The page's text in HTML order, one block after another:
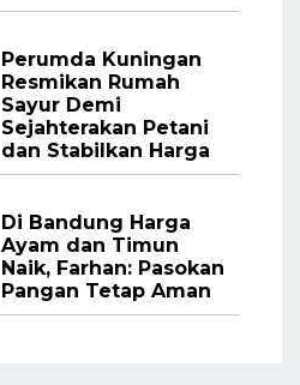
Perumda Kuningan
Resmikan Rumah
Sayur Demi
Sejahterakan Petani
dan Stabilkan Harga
Di Bandung Harga
Ayam dan Timun
Naik, Farhan: Pasokan
Pangan Tetap Aman